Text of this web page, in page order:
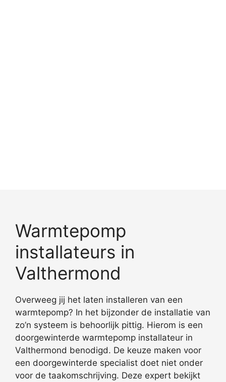
Warmtepomp
installateurs in
Valthermond
Overweeg jij het laten installeren van een
warmtepomp? In het bijzonder de installatie van
zo’n systeem is behoorlijk pittig. Hierom is een
doorgewinterde warmtepomp installateur in
Valthermond benodigd. De keuze maken voor
een doorgewinterde specialist doet niet onder
voor de taakomschrijving. Deze expert bekijkt